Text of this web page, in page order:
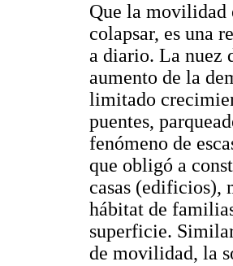
Que la movilidad
colapsar, es una
a diario. La nuez
aumento de la
limitado
puentes,
fenómeno de
que obligó a
casas (edificios),
hábitat de
superficie.
de movilidad, la